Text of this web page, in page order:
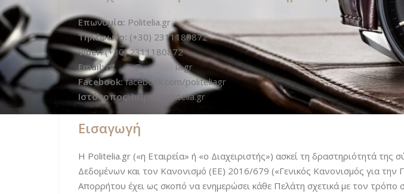
Επωνυμία: Politelia.gr
Τηλέφωνο: (+30) 2311180872
Viber:(+30) 2311180872
Email: of****@******* ia.gr
Facebook:facebook.com/politeliagr
Ιστότοπος:https://politelia.gr
Εισαγωγή
Η Politelia.gr («η Εταιρεία» ή «ο Διαχειριστής») ασκεί τη δραστηριότητά
Δεδομένων και τον Κανονισμό (ΕΕ) 2016/679 («Γενικός Κανονισμός για
Απορρήτου έχει ως σκοπό να ενημερώσει κάθε Πελάτη σχετικά με τον